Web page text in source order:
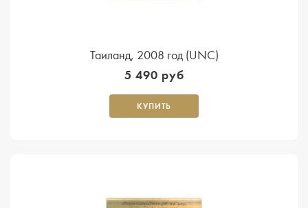
Таиланд, 2008 год (UNC)
5 490 руб
КУПИТЬ